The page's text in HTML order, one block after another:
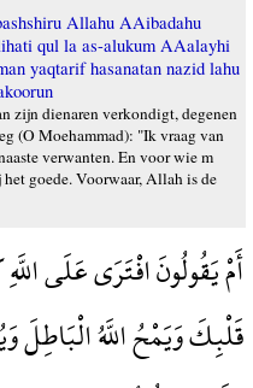
Allahu AAibadahu
qul la as-alukum AAalayhi
yaqtarif hasanatan nazid lahu
zijn dienaren verkondigt, degenen
(O Moehammad): "Ik vraag van
verwanten. En voor wie m
goede. Voorwaar, Allah is de
أَمْ يَقُولُونَ افْتَرَى عَلَى
قَلْبِكَ وَيَمْحُ اللَّهُ الْبَاطِلَ